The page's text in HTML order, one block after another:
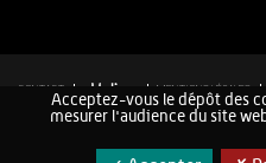
CONTACT MENTIONS LÉGALES
PLAN DU SITE
Acceptez-vous le dépôt des
mesurer l'audience du site